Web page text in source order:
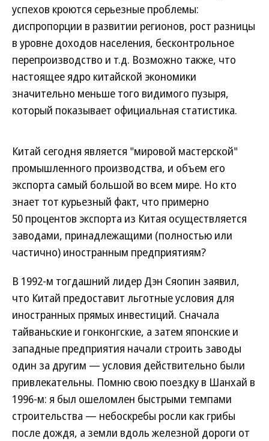
успехов кроются серьезные проблемы:
диспропорции в развитии регионов, рост разницы
в уровне доходов населения, бесконтрольное
перепроизводство и т.д. Возможно также, что
настоящее ядро китайской экономики
значительно меньше того видимого пузыря,
который показывает официальная статистика.
Китай сегодня является "мировой мастерской"
промышленного производства, и объем его
экспорта самый большой во всем мире. Но кто
знает тот курьезный факт, что примерно
50 процентов экспорта из Китая осуществляется
заводами, принадлежащими (полностью или
частично) иностранным предприятиям?
В 1992-м тогдашний лидер Дэн Сяопин заявил,
что Китай предоставит льготные условия для
иностранных прямых инвестиций. Сначала
тайваньские и гонконгские, а затем японские и
западные предприятия начали строить заводы
один за другим — условия действительно были
привлекательны. Помню свою поездку в Шанхай в
1996-м: я был ошеломлен быстрыми темпами
строительства — небоскребы росли как грибы
после дождя, а земли вдоль железной дороги от